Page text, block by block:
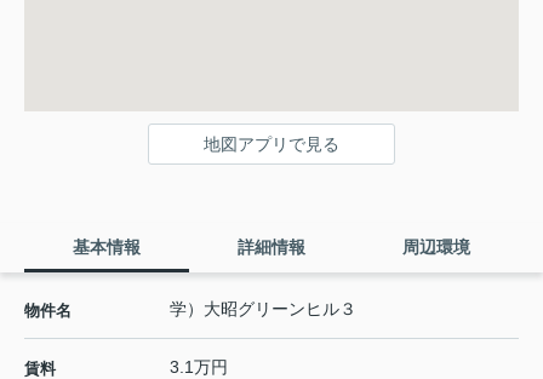
地図アプリで見る
基本情報 詳細情報 周辺環境
物件名 学）大昭グリーンヒル３
賃料 3.1万円